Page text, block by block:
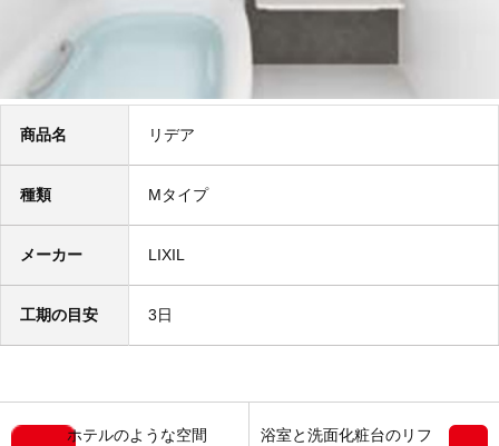
商品名 リデア
種類 Mタイプ
メーカー LIXIL
工期の目安 3日
ホテルのような空間 浴室と洗面化粧台のリフ